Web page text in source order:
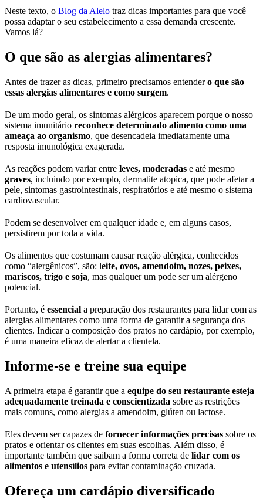
Neste texto, o Blog da Alelo traz dicas importantes para que você
possa adaptar o seu estabelecimento a essa demanda crescente.
Vamos lá?
O que são as alergias alimentares?
Antes de trazer as dicas, primeiro precisamos entendero que são
essas alergias alimentares e como surgem.
De um modo geral, os sintomas alérgicos aparecem porque o nosso
sistema imunitário reconhece determinado alimento como uma
ameaça ao organismo, que desencadeia imediatamente uma
resposta imunológica exagerada.
As reações podem variar entre leves, moderadas e até mesmo
graves, incluindo por exemplo, dermatite atopica, que pode afetar a
pele, sintomas gastrointestinais, respiratórios e até mesmo o sistema
cardiovascular.
Podem se desenvolver em qualquer idade e, em alguns casos,
persistirem por toda a vida.
Os alimentos que costumam causar reação alérgica, conhecidos
como “alergênicos”, são: leite, ovos, amendoim, nozes, peixes,
mariscos, trigo e soja, mas qualquer um pode ser um alérgeno
potencial.
Portanto, é essencial a preparação dos restaurantes para lidar com as
alergias alimentares como uma forma de garantir a segurança dos
clientes. Indicar a composição dos pratos no cardápio, por exemplo,
é uma maneira eficaz de alertar a clientela.
Informe-se e treine sua equipe
A primeira etapa é garantir que a equipe do seu restaurante esteja
adequadamente treinada e conscientizada sobre as restrições
mais comuns, como alergias a amendoim, glúten ou lactose.
Eles devem ser capazes de fornecer informações precisas sobre os
pratos e orientar os clientes em suas escolhas. Além disso, é
importante também que saibam a forma correta de lidar com os
alimentos e utensílios para evitar contaminação cruzada.
Ofereça um cardápio diversificado